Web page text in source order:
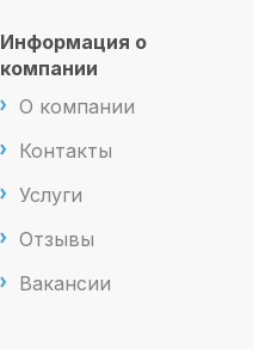
Информация о
компании
О компании
Контакты
Услуги
Отзывы
Вакансии